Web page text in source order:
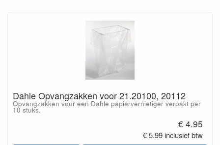
Dahle Opvangzakken voor 21.20100, 20112
Opvangzakken voor een Dahle papiervernietiger verpakt per
10 stuks.
€ 4.95
€ 5.99 inclusief btw